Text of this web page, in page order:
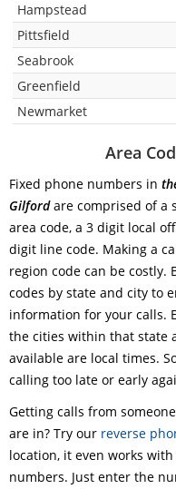
Hampstead
Pittsfield
Seabrook
Greenfield
Newmarket
Area
Fixed phone numbers in
Gilfordare comprised of a
area code, a 3 digit local
digit line code. Making a
region code can be costly.
codes by state and city to
information for your calls.
the cities within that state
available are local times.
calling too late or early
Getting calls from
are in? Try our reverse
location, it even works
numbers. Just enter the